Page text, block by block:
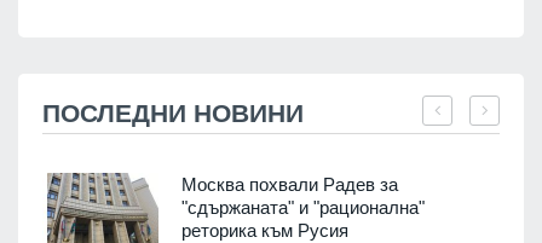
ПОСЛЕДНИ НОВИНИ
Москва похвали Радев за
"сдържаната" и "рационална"
реторика към Русия